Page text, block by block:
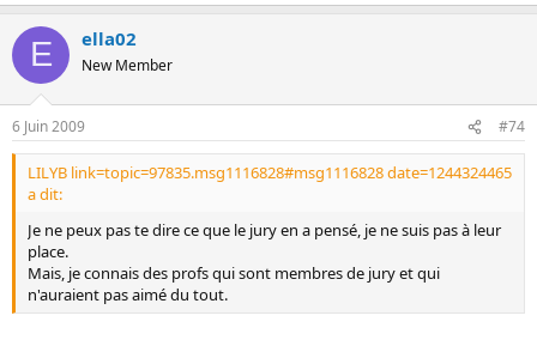
E ella02
New Member
6 Juin 2009 #74
LILYB link=topic=97835.msg1116828#msg1116828 date=1244324465
a dit:
Je ne peux pas te dire ce que le jury en a pensé, je ne suis pas à leur
place.
Mais, je connais des profs qui sont membres de jury et qui
n'auraient pas aimé du tout.